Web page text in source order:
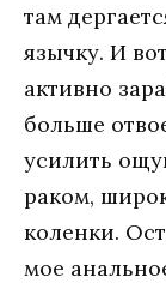
там
язычку. И
активно
больше
усилить
раком,
коленки.
мое